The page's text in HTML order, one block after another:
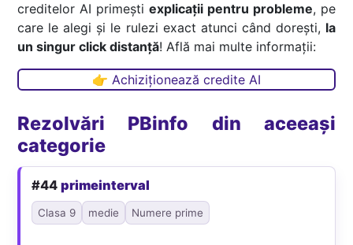
creditelor AI primești explicații pentru probleme, pe
care le alegi și le rulezi exact atunci când dorești, la
un singur click distanță! Află mai multe informații:
👉 Achiziționează credite AI
Rezolvări PBinfo din aceeași
categorie
#44primeinterval
Clasa 9 medie Numere prime